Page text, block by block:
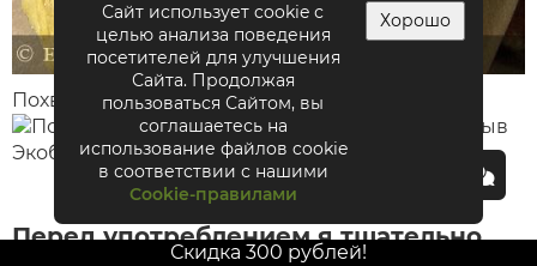
Похвально, что арахис уже сразу очищен.
Перед употреблением я тщательно
Сайт использует cookie с
целью анализа поведения
посетителей для улучшения
Сайта. Продолжая
пользоваться Сайтом, вы
соглашаетесь на
использование файлов cookie
в соответствии с нашими
Cookie-правилами
Хорошо
Скидка 300 рублей!